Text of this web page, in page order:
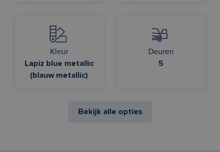
Kleur
Lapiz blue metallic
(blauw metallic)
Deuren
5
Bekijk alle opties